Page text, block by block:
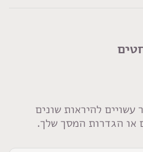
להיראות שונים
או הגדרות המסך שלך.